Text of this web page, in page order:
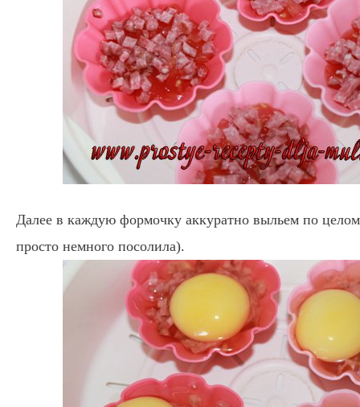
Далее в каждую формочку аккуратно выльем по
просто немного посолила).